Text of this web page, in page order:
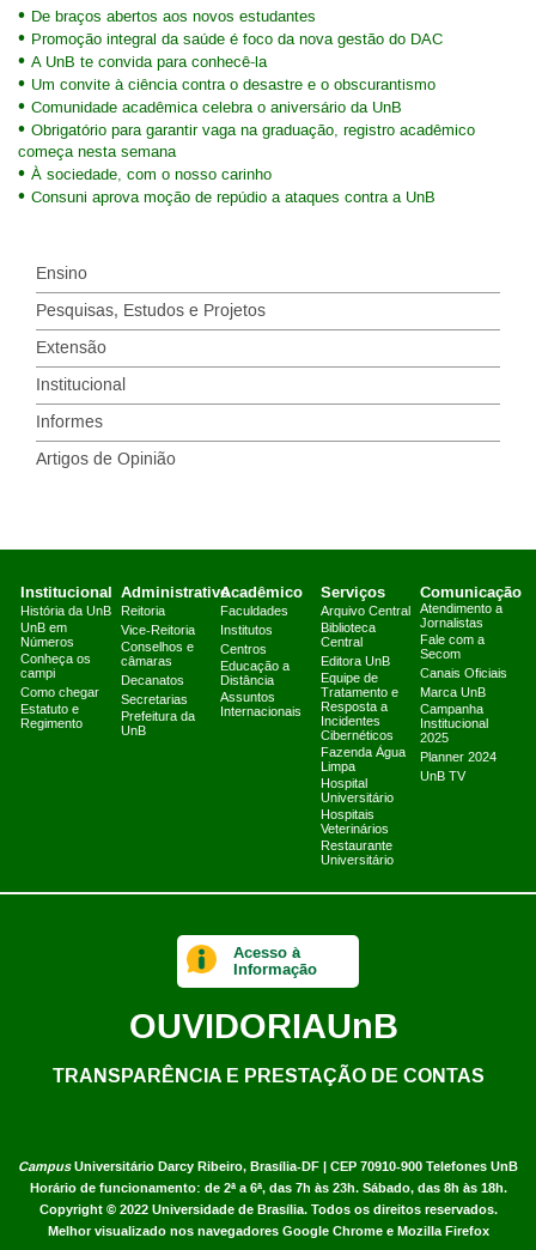
De braços abertos aos novos estudantes
Promoção integral da saúde é foco da nova gestão do DAC
A UnB te convida para conhecê-la
Um convite à ciência contra o desastre e o obscurantismo
Comunidade acadêmica celebra o aniversário da UnB
Obrigatório para garantir vaga na graduação, registro acadêmico
começa nesta semana
À sociedade, com o nosso carinho
Consuni aprova moção de repúdio a ataques contra a UnB
Ensino
Pesquisas, Estudos e Projetos
Extensão
Institucional
Informes
Artigos de Opinião
Institucional
História da UnB
UnB em
Números
Conheça os
campi
Como chegar
Estatuto e
Regimento
Administrativo
Reitoria
Vice-Reitoria
Conselhos e
câmaras
Decanatos
Secretarias
Prefeitura da
UnB
Acadêmico
Faculdades
Institutos
Centros
Educação a
Distância
Assuntos
Internacionais
Serviços
Arquivo Central
Biblioteca
Central
Editora UnB
Equipe de
Tratamento e
Resposta a
Incidentes
Cibernéticos
Fazenda Água
Limpa
Hospital
Universitário
Hospitais
Veterinários
Restaurante
Universitário
Comunicação
Atendimento a
Jornalistas
Fale com a
Secom
Canais Oficiais
Marca UnB
Campanha
Institucional
2025
Planner 2024
UnB TV
CampusUniversitário Darcy Ribeiro, Brasília-DF | CEP 70910-900 Telefones UnB
Horário de funcionamento: de 2ª a 6ª, das 7h às 23h. Sábado, das 8h às 18h.
Copyright © 2022 Universidade de Brasília. Todos os direitos reservados.
Melhor visualizado nos navegadores Google Chrome e Mozilla Firefox
Acesso à
Informação
OUVIDORIAUnB
TRANSPARÊNCIA E PRESTAÇÃO DE CONTAS